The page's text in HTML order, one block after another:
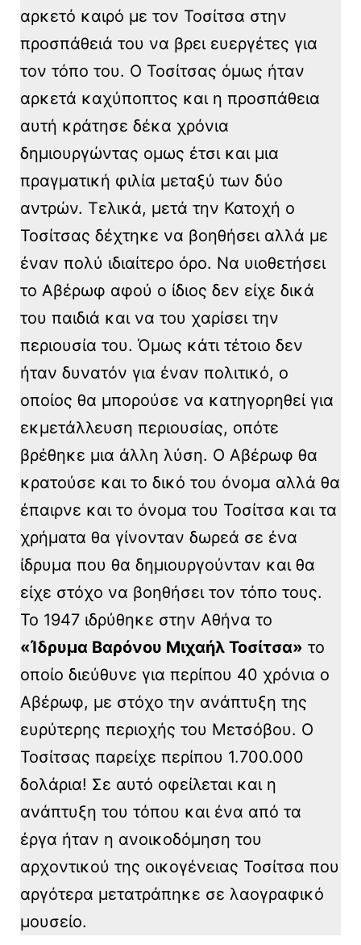
αρκετό καιρό με τον Τοσίτσα στην
προσπάθειά του να βρει ευεργέτες για
τον τόπο του. Ο Τοσίτσας όμως ήταν
αρκετά καχύποπτος και η προσπάθεια
αυτή κράτησε δέκα χρόνια
δημιουργώντας ομως έτσι και μια
πραγματική φιλία μεταξύ των δύο
αντρών. Τελικά, μετά την Κατοχή ο
Τοσίτσας δέχτηκε να βοηθήσει αλλά με
έναν πολύ ιδιαίτερο όρο. Να υιοθετήσει
το Αβέρωφ αφού ο ίδιος δεν είχε δικά
του παιδιά και να του χαρίσει την
περιουσία του. Όμως κάτι τέτοιο δεν
ήταν δυνατόν για έναν πολιτικό, ο
οποίος θα μπορούσε να κατηγορηθεί για
εκμετάλλευση περιουσίας, οπότε
βρέθηκε μια άλλη λύση. Ο Αβέρωφ θα
κρατούσε και το δικό του όνομα αλλά θα
έπαιρνε και το όνομα του Τοσίτσα και τα
χρήματα θα γίνονταν δωρεά σε ένα
ίδρυμα που θα δημιουργούνταν και θα
είχε στόχο να βοηθήσει τον τόπο τους.
Το 1947 ιδρύθηκε στην Αθήνα το
«Ίδρυμα Βαρόνου Μιχαήλ Τοσίτσα» το
οποίο διεύθυνε για περίπου 40 χρόνια ο
Αβέρωφ, με στόχο την ανάπτυξη της
ευρύτερης περιοχής του Μετσόβου. Ο
Τοσίτσας παρείχε περίπου 1.700.000
δολάρια! Σε αυτό οφείλεται και η
ανάπτυξη του τόπου και ένα από τα
έργα ήταν η ανοικοδόμηση του
αρχοντικού της οικογένειας Τοσίτσα που
αργότερα μετατράπηκε σε λαογραφικό
μουσείο.